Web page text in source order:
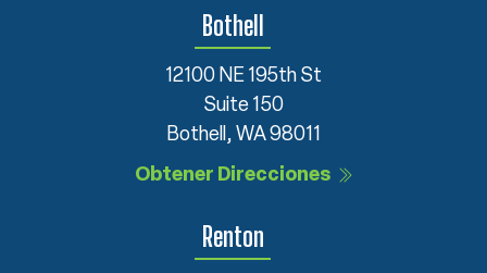
Bothell
12100 NE 195th St
Suite 150
Bothell, WA 98011
Obtener Direcciones
Renton